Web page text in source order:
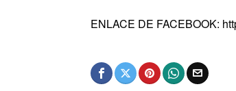
ENLACE DE FACEBOOK: